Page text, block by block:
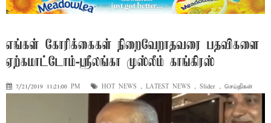
எங்கள் கோரிக்கைகள் நிறைவேறாதவரை பதவிகளை
ஏற்கமாட்டோம்-ஸ்ரீலங்கா முஸ்லீம் காங்கிரஸ்
7/21/2019 11:21:00 PM HOT NEWS , LATEST NEWS , Slider , செய்திகள்